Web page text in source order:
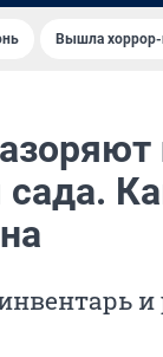
Вышла хоррор-